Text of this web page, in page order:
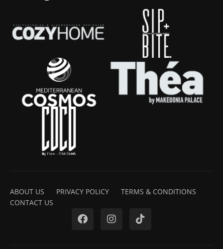
ABOUT US PRIVACY POLICY
TERMS & CONDITIONS
CONTACT US